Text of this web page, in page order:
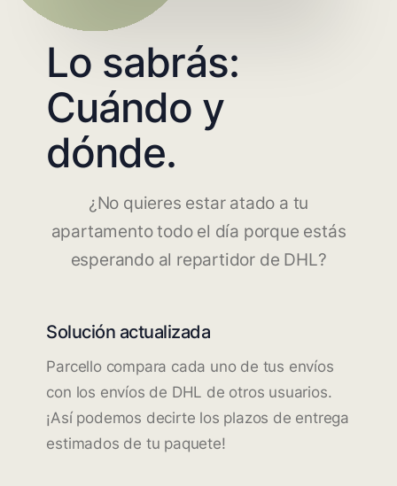
Lo sabrás:
Cuándo y
dónde.
¿No quieres estar atado a tu
apartamento todo el día porque estás
esperando al repartidor de DHL?
Solución actualizada
Parcello compara cada uno de tus envíos
con los envíos de DHL de otros usuarios.
¡Así podemos decirte los plazos de entrega
estimados de tu paquete!